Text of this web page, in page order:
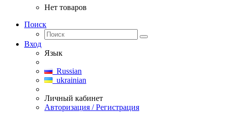
Нет товаров
Поиск
Вход
Язык
Russian
ukrainian
Личный кабинет
Авторизация / Регистрация